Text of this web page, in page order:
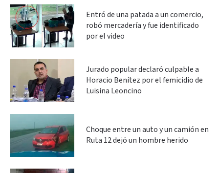
Entró de una patada a un comercio,
robó mercadería y fue identificado
por el video
Jurado popular declaró culpable a
Horacio Benítez por el femicidio de
Luisina Leoncino
Choque entre un auto y un camión en
Ruta 12 dejó un hombre herido